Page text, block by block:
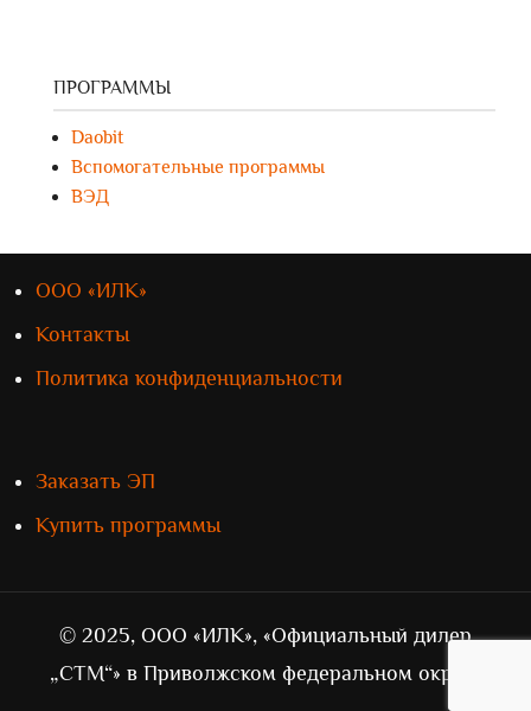
ПРОГРАММЫ
Daobit
Вспомогательные программы
ВЭД
ООО «ИЛК»
Контакты
Политика конфиденциальности
Заказать ЭП
Купить программы
© 2025, ООО «ИЛК», «Официальный дилер
„СТМ“» в Приволжском федеральном округе